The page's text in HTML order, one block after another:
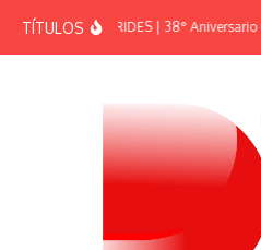
TÍTULOSEFEMÉRIDES | 38° Aniversario